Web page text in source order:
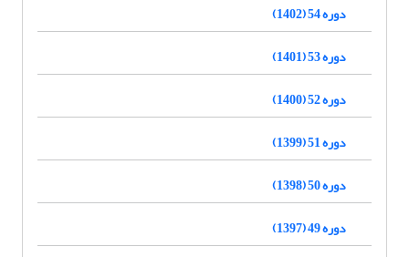
دوره 54 (1402)
دوره 53 (1401)
دوره 52 (1400)
دوره 51 (1399)
دوره 50 (1398)
دوره 49 (1397)